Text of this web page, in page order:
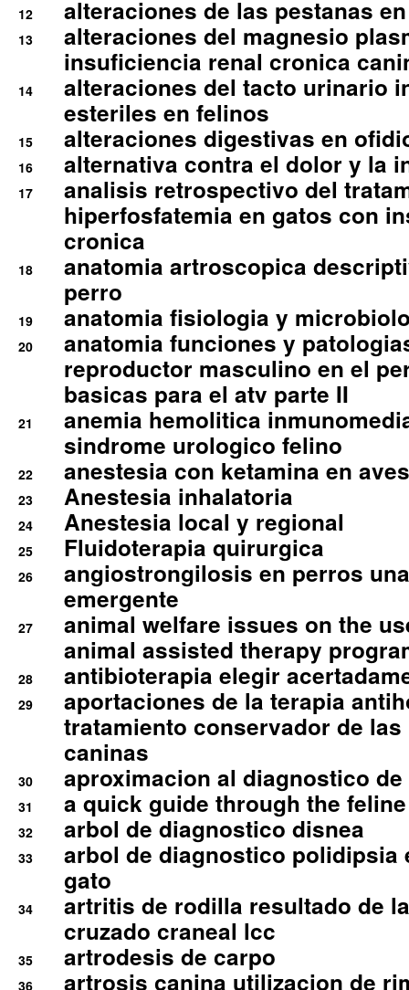
12 alteraciones de las pestanas
13
alteraciones del magnesio
insuficiencia renal cronica
14
alteraciones del tacto urinario
esteriles en felinos
15 alteraciones digestivas en
16 alternativa contra el dolor y la
17
analisis retrospectivo del
hiperfosfatemia en gatos con
cronica
18
anatomia artroscopica
perro
19 anatomia fisiologia y
20
anatomia funciones y
reproductor masculino en el
basicas para el atv parte II
21
anemia hemolitica
sindrome urologico felino
22 anestesia con ketamina en
23 Anestesia inhalatoria
24 Anestesia local y regional
25 Fluidoterapia quirurgica
26
angiostrongilosis en perros
emergente
27
animal welfare issues on the
animal assisted therapy
28 antibioterapia elegir
29
aportaciones de la terapia
tratamiento conservador de
caninas
30 aproximacion al diagnostico
31 a quick guide through the
32 arbol de diagnostico disnea
33
arbol de diagnostico polidipsia
gato
34
artritis de rodilla resultado de
cruzado craneal lcc
35 artrodesis de carpo
36
artrosis canina utilizacion de